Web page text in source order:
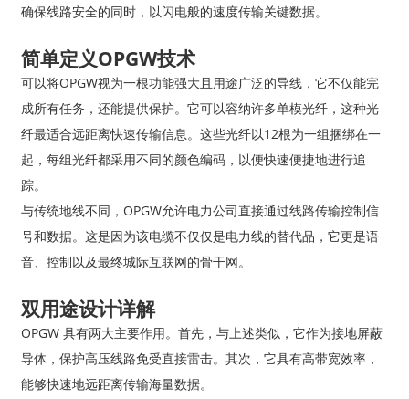
确保线路安全的同时，以闪电般的速度传输关键数据。
简单定义OPGW技术
可以将OPGW视为一根功能强大且用途广泛的导线，它不仅能完
成所有任务，还能提供保护。它可以容纳许多单模光纤，这种光
纤最适合远距离快速传输信息。这些光纤以12根为一组捆绑在一
起，每组光纤都采用不同的颜色编码，以便快速便捷地进行追
踪。
与传统地线不同，OPGW允许电力公司直接通过线路传输控制信
号和数据。这是因为该电缆不仅仅是电力线的替代品，它更是语
音、控制以及最终城际互联网的骨干网。
双用途设计详解
OPGW 具有两大主要作用。首先，与上述类似，它作为接地屏蔽
导体，保护高压线路免受直接雷击。其次，它具有高带宽效率，
能够快速地远距离传输海量数据。